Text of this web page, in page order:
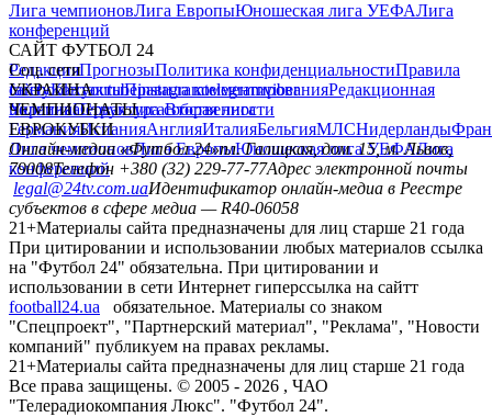
Лига чемпионовЛига ЕвропыЮношеская лига УЕФАЛига
конференций
САЙТ ФУТБОЛ 24
РедакцияПрогнозыПолитика конфиденциальностиПравила
сайтуКонтактыПравила комментированияРедакционная
политикаСтруктура собственности
Соц. сети
facebookxyoutubeinstagramtelegramviber
УКРАИНА
УкраинаПервая лигаВторая лига
ЧЕМПИОНАТЫ
ГерманияИспанияАнглияИталияБельгияМЛСНидерланды
ЕВРОКУБКИ
Лига чемпионовЛига ЕвропыЮношеская лига УЕФАЛига
конференций
Онлайн-медиа «Футбол 24»пл. Галицкая, дом. 15, м. Львов,
79008Телефон +380 (32) 229-77-77Адрес электронной почты
legal@24tv.com.uaИдентификатор онлайн-медиа в Реестре
субъектов в сфере медиа — R40-06058
21+Материалы сайта предназначены для лиц старше 21 года
При цитировании и использовании любых материалов ссылка
на "Футбол 24" обязательна. При цитировании и
использовании в сети Интернет гиперссылка на сайтт
football24.ua
обязательное. Материалы со знаком
"Спецпроект", "Партнерский материал", "Реклама", "Новости
компаний" публикуем на правах рекламы.
21+Материалы сайта предназначены для лиц старше 21 года
Все права защищены. © 2005 - 2026 , ЧАО
"Телерадиокомпания Люкс". "Футбол 24".